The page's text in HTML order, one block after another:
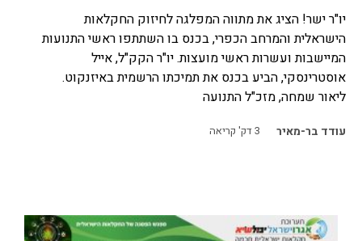
יו"ר ישר! הציג את מתווה המפלגה לחיזוק החקלאות
הישראלית והמרחב הכפרי, בכנס בו השתתפו ראשי התנועות
המיישבות ועשרות ראשי מועצות. יו"ר הקק"ל, אייל
אוסטרינסקי, הביע בכנס את תמיכתו הרשמית באיזנקוט.
ליאור שמחה, מזכ"ל התנועה
עודד בר-מאיר 3דק' קריאה